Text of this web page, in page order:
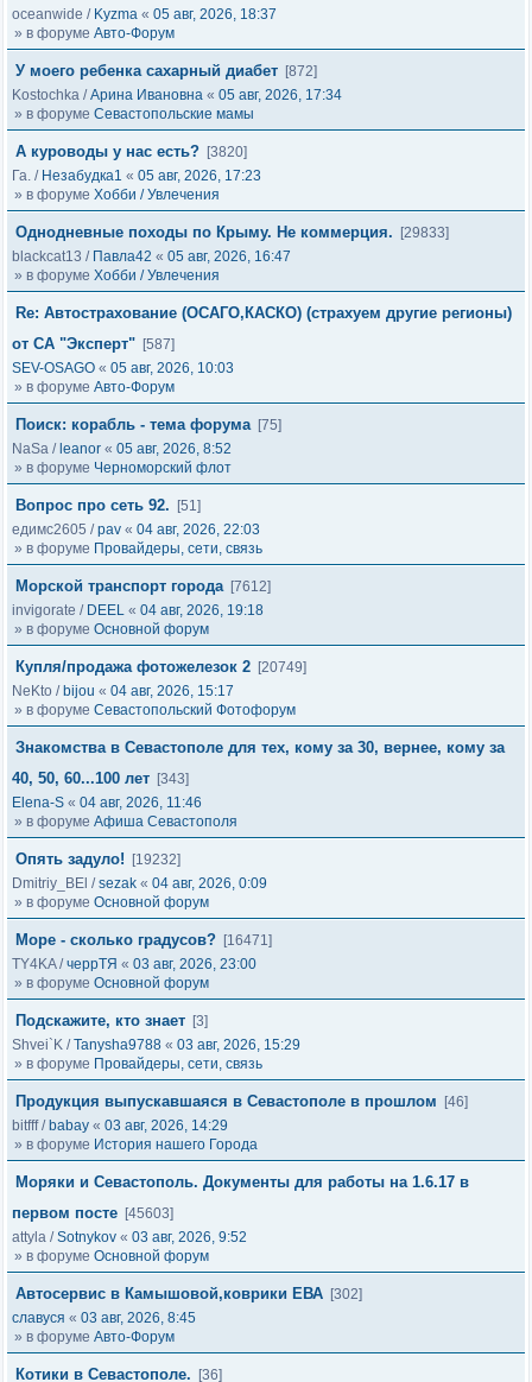
oceanwide / Kyzma « 05 авг, 2026, 18:37
» в форуме Авто-Форум
У моего ребенка сахарный диабет [872]
Kostochka /Арина Ивановна « 05 авг, 2026, 17:34
» в форуме Севастопольские мамы
А куроводы у нас есть? [3820]
Га. / Незабудка1 « 05 авг, 2026, 17:23
» в форуме Хобби / Увлечения
Однодневные походы по Крыму. Не коммерция.
[29833]
blackcat13 / Павла42 « 05 авг, 2026, 16:47
» в форуме Хобби / Увлечения
Re: Автострахование (ОСАГО,КАСКО) (страхуем другие регионы)
от СА "Эксперт" [587]
SEV-OSAGO « 05 авг, 2026, 10:03
» в форуме Авто-Форум
Поиск: корабль - тема форума [75]
NaSa / leanor « 05 авг, 2026, 8:52
» в форуме Черноморский флот
Вопрос про сеть 92.
[51]
едимс2605 /pav « 04 авг, 2026, 22:03
» в форуме Провайдеры, сети, связь
Морской транспорт города [7612]
invigorate / DEEL « 04 авг, 2026, 19:18
» в форуме Основной форум
Купля/продажа фотожелезок 2 [20749]
NeKto / bijou « 04 авг, 2026, 15:17
» в форуме Севастопольский Фотофорум
Знакомства в Севастополе для тех, кому за 30, вернее, кому за
40, 50, 60...100 лет [343]
Elena-S « 04 авг, 2026, 11:46
» в форуме Афиша Севастополя
Опять задуло!
[19232]
Dmitriy_BEl /sezak « 04 авг, 2026, 0:09
» в форуме Основной форум
Море - сколько градусов? [16471]
TY4KA/черрТЯ « 03 авг, 2026, 23:00
» в форуме Основной форум
Подскажите, кто знает [3]
Shvei`K /Tanysha9788 « 03 авг, 2026, 15:29
» в форуме Провайдеры, сети, связь
Продукция выпускавшаяся в Севастополе в прошлом
[46]
bitfff/ babay « 03 авг, 2026, 14:29
» в форуме История нашего Города
Моряки и Севастополь. Документы для работы на 1.6.17 в
первом посте [45603]
attyla /Sotnykov « 03 авг, 2026, 9:52
» в форуме Основной форум
Автосервис в Камышовой,коврики ЕВА [302]
славуся « 03 авг, 2026, 8:45
» в форуме Авто-Форум
Котики в Севастополе. [36]